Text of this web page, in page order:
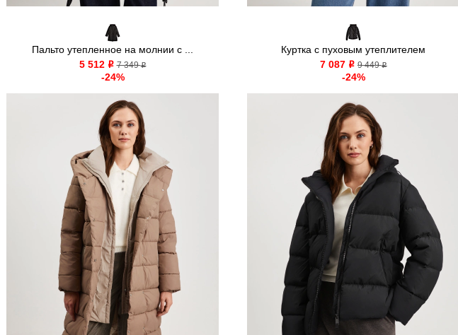
Пальто утепленное на молнии с ...
5 512 o 7 349o
-24%
Куртка с пуховым утеплителем
7 087 o 9 449o
-24%